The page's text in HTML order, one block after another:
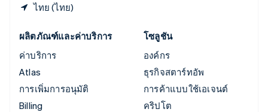
ไทย (ไทย)
ผลิตภัณฑ์และค่าบริการ
ค่าบริการ
Atlas
การเพิ่มการอนุมัติ
Billing
โซลูชัน
องค์กร
ธุรกิจสตาร์ทอัพ
การค้าแบบใช้เอเจนต์
คริปโต